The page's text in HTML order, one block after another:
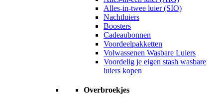
Alles-in-twee luier (SIO)
Nachtluiers
Boosters
Cadeaubonnen
Voordeelpakketten
Volwassenen Wasbare Luiers
Voordelig je eigen stash wasbare
luiers kopen
Overbroekjes